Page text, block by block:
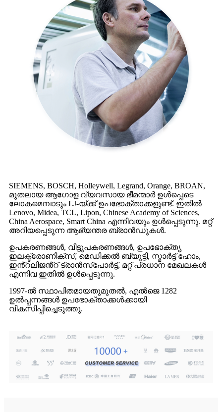
SIEMENS, BOSCH, Holleywell, Legrand, Orange, BROAN,
മുതലായ ആഗോള വ്യവസായ ഭീമന്മാർ ഉൾപ്പെടെ
ലോകമെമ്പാടും LJ-യ്ക്ക് ഉപഭോക്താക്കളുണ്ട്. ഇതിൽ
Lenovo, Midea, TCL, Lipon, Chinese Academy of Sciences,
China Aerospace, Smart China എന്നിവയും ഉൾപ്പെടുന്നു. മറ്റ്
അറിയപ്പെടുന്ന ആഭ്യന്തര ബ്രാൻഡുകൾ.
ഉപകരണങ്ങൾ, വീട്ടുപകരണങ്ങൾ, ഉപഭോക്തൃ
ഇലക്ട്രോണിക്സ്, മെഡിക്കൽ ബ്യൂട്ടി, സ്മാർട്ട് ഹോം,
ഇൻ്റലിജൻ്റ് ട്രാൻസ്പോർട്ട്, മറ്റ് പ്രധാന മേഖലകൾ
എന്നിവ ഇതിൽ ഉൾപ്പെടുന്നു.
1997-ൽ സ്ഥാപിതമായതുമുതൽ, എൽജെ 1282
ഉൽപ്പന്നങ്ങൾ ഉപഭോക്താക്കൾക്കായി
വികസിപ്പിച്ചെടുത്തു.